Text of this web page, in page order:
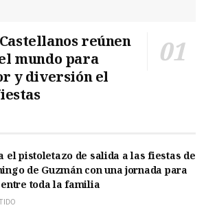
reúnen
mundo para
y diversión el
el pistoletazo de salida a las fiestas de
de Guzmán con una jornada para
toda la familia